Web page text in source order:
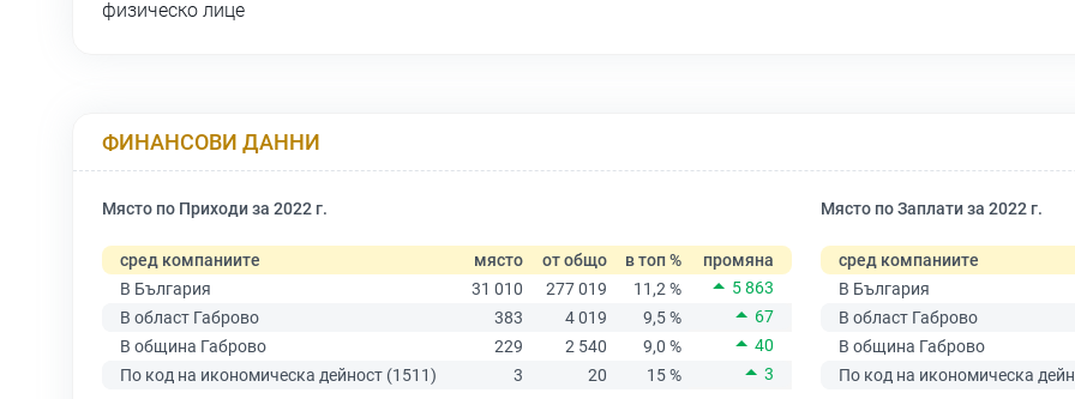
физическо лице
ФИНАНСОВИ ДАННИ
Място по Приходи за 2022 г.
сред компаниите място от общо в топ %
промяна
В България
31 010 277 019 11,2 %
5 863
В област Габрово
383 4 019 9,5 %
67
В община Габрово
229 2 540 9,0 %
40
По код на икономическа дейност (1511)
3 20 15 % 3
Място по Заплати за 2022 г.
сред компаниите
В България
В област Габрово
В община Габрово
По код на икономическа